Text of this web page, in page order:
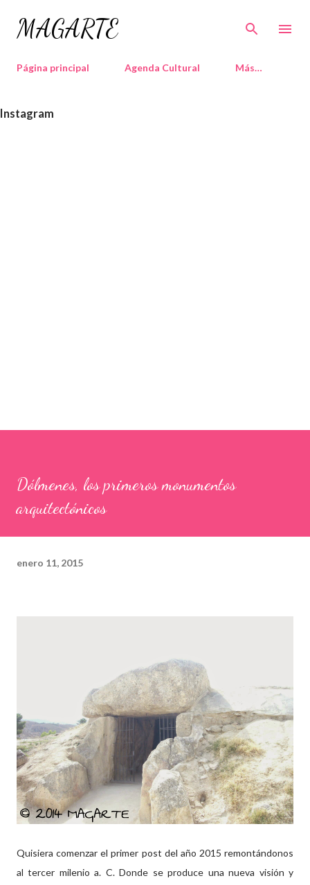
Ir al contenido principal
MAGARTE
Página principal Agenda Cultural Más…
Instagram
Dólmenes, los primeros monumentos
arquitectónicos
enero 11, 2015
Quisiera comenzar el primer post del año 2015 remontándonos
al tercer milenio a. C. Donde se produce una nueva visión y